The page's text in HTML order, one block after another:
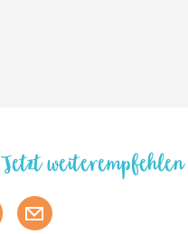
Jetzt weiterempfehlen